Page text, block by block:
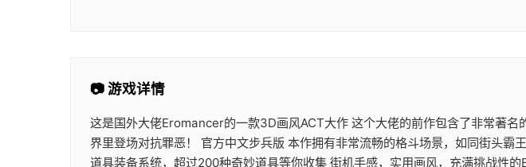
📷 游戏详情
这是国外大佬Eromancer的一款3D画风ACT大作 这个大佬的前作包含了非常著
界里登场对抗罪恶！ 官方中文步兵版 本作拥有非常流畅的格斗场景，如同街头
道具装备系统，超过200种奇妙道具等你收集 街机手感，实用画风，充满挑战性